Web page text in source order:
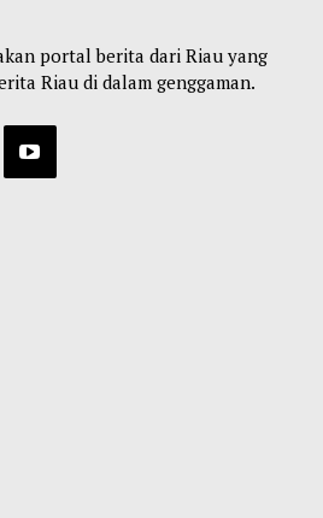
portal berita dari Riau yang
Riau di dalam genggaman.